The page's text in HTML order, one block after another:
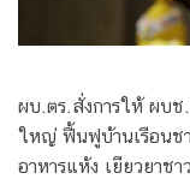
ผบ.ตร.สั่งการให้ ผบช
ใหญ่ ฟื้นฟูบ้านเรือนช
อาหารแห้ง เยียวยาช